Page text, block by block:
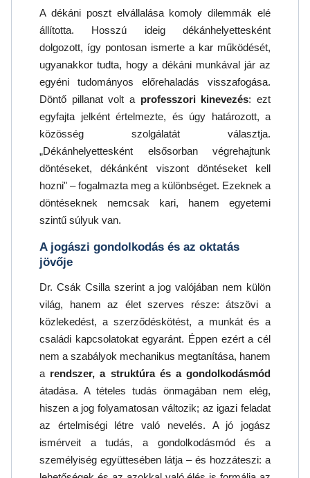
A dékáni poszt elvállalása komoly dilemmák elé
állította. Hosszú ideig dékánhelyettesként
dolgozott, így pontosan ismerte a kar működését,
ugyanakkor tudta, hogy a dékáni munkával jár az
egyéni tudományos előrehaladás visszafogása.
Döntő pillanat volt a professzori kinevezés: ezt
egyfajta jelként értelmezte, és úgy határozott, a
közösség szolgálatát választja.
„Dékánhelyettesként elsősorban végrehajtunk
döntéseket, dékánként viszont döntéseket kell
hozni" – fogalmazta meg a különbséget. Ezeknek a
döntéseknek nemcsak kari, hanem egyetemi
szintű súlyuk van.
A jogászi gondolkodás és az oktatás
jövője
Dr. Csák Csilla szerint a jog valójában nem külön
világ, hanem az élet szerves része: átszövi a
közlekedést, a szerződéskötést, a munkát és a
családi kapcsolatokat egyaránt. Éppen ezért a cél
nem a szabályok mechanikus megtanítása, hanem
a rendszer, a struktúra és a gondolkodásmód
átadása. A tételes tudás önmagában nem elég,
hiszen a jog folyamatosan változik; az igazi feladat
az értelmiségi létre való nevelés. A jó jogász
ismérveit a tudás, a gondolkodásmód és a
személyiség együttesében látja – és hozzáteszi: a